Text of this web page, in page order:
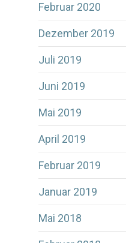
Februar 2020
Dezember 2019
Juli 2019
Juni 2019
Mai 2019
April 2019
Februar 2019
Januar 2019
Mai 2018